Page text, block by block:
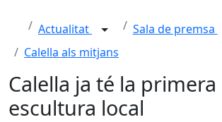
Actualitat
Sala de premsa
Calella als mitjans
Calella ja té la primera
escultura local